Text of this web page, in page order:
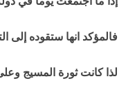
فالمؤكد انها ستقوده إلى
لذا كانت ثورة المسيج